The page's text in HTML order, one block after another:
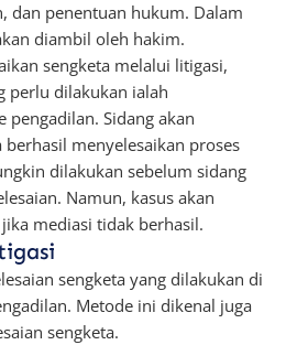
dan penentuan hukum. Dalam
diambil oleh hakim.
sengketa melalui litigasi,
perlu dilakukan ialah
pengadilan. Sidang akan
menyelesaikan proses
dilakukan sebelum sidang
Namun, kasus akan
mediasi tidak berhasil.
sengketa yang dilakukan di
Metode ini dikenal juga
sengketa.